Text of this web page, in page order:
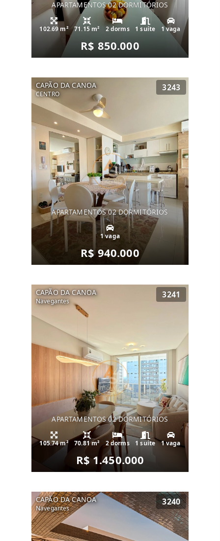
APARTAMENTOS 02 DORMITÓRIOS
102.69 m² 71.15 m² 2 dorms 1 suíte 1 vaga
R$ 850.000
CAPÃO DA CANOA
CENTRO
3243
APARTAMENTOS 02 DORMITÓRIOS
1 vaga
R$ 940.000
CAPÃO DA CANOA
Navegantes
3241
APARTAMENTOS 02 DORMITÓRIOS
105.74 m² 70.81 m² 2 dorms 1 suíte 1 vaga
R$ 1.450.000
CAPÃO DA CANOA
Navegantes
3240